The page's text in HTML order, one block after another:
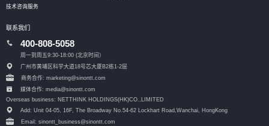
技术咨询服务
联系我们
400-808-5058
周一到周五9:30-18:00 (北京时间）
广州市黄埔区科学大道18号芯大厦B2栋1-2层
商务合作: marketing@sinontt.com
媒体合作: media@sinontt.com
Overseas business: NETTHINK HOLDINGS(HK)CO.,LIMITED
Add: Unit 04-05, 16F, The Broadway No.54-62 Lockhart Road, Wanchai, HongKong
Email: sinontt_business@sinontt.com